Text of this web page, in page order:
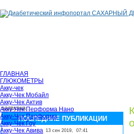
ГЛАВНАЯ
ГЛЮКОМЕТРЫ
Акку-чек
Акку-Чек Мобайл
Акку-Чек Актив
Акку-Чек Перформа Нано
Акку-Чек Перформа
Акку-Чек Гоу
Акку-Чек Авива
загрузка...
ПОСЛЕДНИЕ ПУБЛИКАЦИИ
13 сен 2019, 07:41